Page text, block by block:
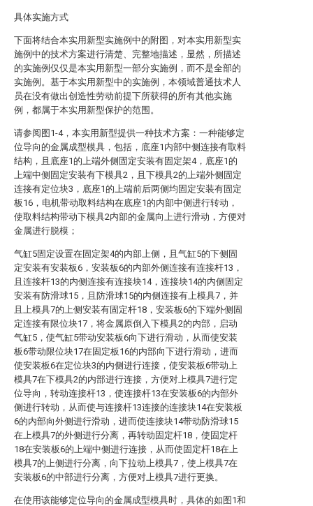
具体实施方式
下面将结合本实用新型实施例中的附图，对本实用新型实
施例中的技术方案进行清楚、完整地描述，显然，所描述
的实施例仅仅是本实用新型一部分实施例，而不是全部的
实施例。基于本实用新型中的实施例，本领域普通技术人
员在没有做出创造性劳动前提下所获得的所有其他实施
例，都属于本实用新型保护的范围。
请参阅图1-4，本实用新型提供一种技术方案：一种能够定
位导向的金属成型模具，包括，底座1内部中侧连接有取料
结构，且底座1的上端外侧固定安装有固定架4，底座1的
上端中侧固定安装有下模具2，且下模具2的上端外侧固定
连接有定位块3，底座1的上端前后两侧均固定安装有固定
板16，电机带动取料结构在底座1的内部中侧进行转动，
使取料结构带动下模具2内部的金属向上进行滑动，方便对
金属进行脱模；
气缸5固定设置在固定架4的内部上侧，且气缸5的下侧固
定安装有安装板6，安装板6的内部外侧连接有连接杆13，
且连接杆13的内侧连接有连接块14，连接块14的内侧固定
安装有防滑球15，且防滑球15的内侧连接有上模具7，并
且上模具7的上侧安装有固定杆18，安装板6的下端外侧固
定连接有限位块17，将金属原倒入下模具2的内部，启动
气缸5，使气缸5带动安装板6向下进行滑动，从而使安装
板6带动限位块17在固定板16的内部向下进行滑动，进而
使安装板6在定位块3的内侧进行连接，使安装板6带动上
模具7在下模具2的内部进行连接，方便对上模具7进行定
位导向，转动连接杆13，使连接杆13在安装板6的内部外
侧进行转动，从而使与连接杆13连接的连接块14在安装板
6的内部向外侧进行滑动，进而使连接块14带动防滑球15
在上模具7的外侧进行分离，再转动固定杆18，使固定杆
18在安装板6的上端中侧进行连接，从而使固定杆18在上
模具7的上侧进行分离，向下拉动上模具7，使上模具7在
安装板6的中部进行分离，方便对上模具7进行更换。
在使用该能够定位导向的金属成型模具时，具体的如图1和